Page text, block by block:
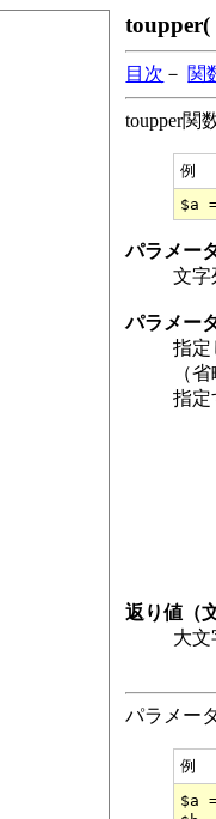
toupper(
目次 － 関
toupper関
例
パラメー
文字
パラメー
指定
（
指定
返り値（
大
パラメー
例
$a